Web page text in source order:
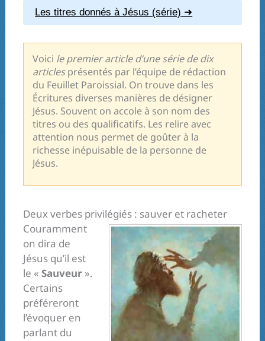
Les titres donnés à Jésus (série)
Voici le premier article d’une série de dix
articlesprésentés par l’équipe de rédaction
du Feuillet Paroissial. On trouve dans les
Écritures diverses manières de désigner
Jésus. Souvent on accole à son nom des
titres ou des qualificatifs. Les relire avec
attention nous permet de goûter à la
richesse inépuisable de la personne de
Jésus.
Deux verbes privilégiés : sauver et racheter
Couramment
on dira de
Jésus qu’il est
le «Sauveur ».
Certains
préféreront
l’évoquer en
parlant du